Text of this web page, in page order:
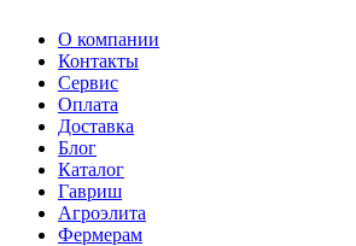
О компании
Контакты
Сервис
Оплата
Доставка
Блог
Каталог
Гавриш
Агроэлита
Фермерам